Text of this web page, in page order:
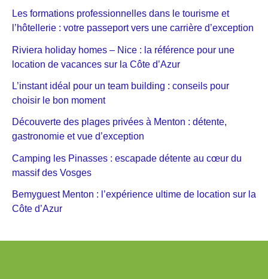
Les formations professionnelles dans le tourisme et
l’hôtellerie : votre passeport vers une carrière d’exception
Riviera holiday homes – Nice : la référence pour une
location de vacances sur la Côte d’Azur
L’instant idéal pour un team building : conseils pour
choisir le bon moment
Découverte des plages privées à Menton : détente,
gastronomie et vue d’exception
Camping les Pinasses : escapade détente au cœur du
massif des Vosges
Bemyguest Menton : l’expérience ultime de location sur la
Côte d’Azur